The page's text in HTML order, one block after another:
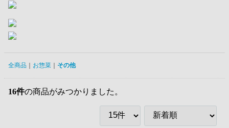
全商品 お惣菜 その他
16件の商品がみつかりました。